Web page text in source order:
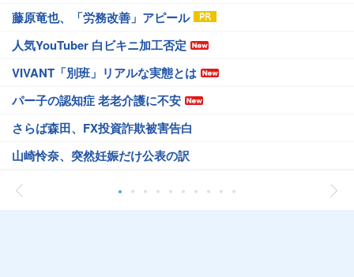
藤原竜也、「労務改善」アピール
人気YouTuber 白ビキニ加工否定
VIVANT「別班」リアルな実態とは
パー子の認知症 老老介護に不安
さらば森田、FX投資詐欺被害告白
山崎怜奈、突然妊娠だけ公表の訳